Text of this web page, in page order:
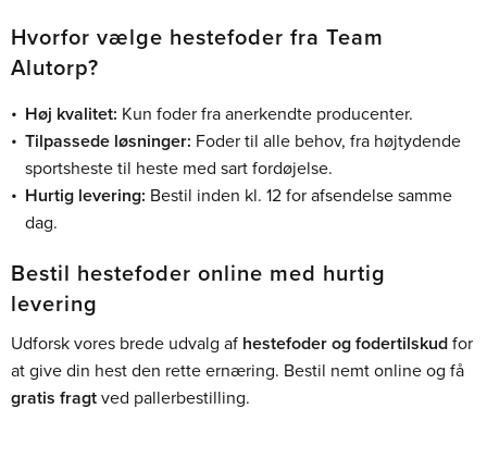
Hvorfor vælge hestefoder fra Team
Alutorp?
Høj kvalitet: Kun foder fra anerkendte producenter.
Tilpassede løsninger: Foder til alle behov, fra højtydende
sportsheste til heste med sart fordøjelse.
Hurtig levering: Bestil inden kl. 12 for afsendelse samme
dag.
Bestil hestefoder online med hurtig
levering
Udforsk vores brede udvalg af hestefoder og fodertilskud for
at give din hest den rette ernæring. Bestil nemt online og få
gratis fragt ved pallerbestilling.